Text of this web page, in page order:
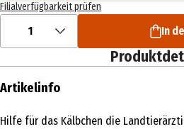
Filialverfügbarkeit prüfen
1 In
Artikelinfo
Hilfe für das Kälbchen die